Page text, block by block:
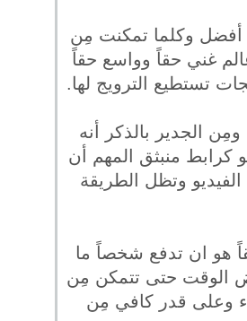
أفضل وكلما تمكنت مِن
غني حقاً وواسع حقاً
تستطيع الترويج لها.
الجدير بالذكر أنه
كرابط منبثق المهم أن
وتظل الطريقة
هو ان تدفع شخصاً ما
الوقت حتى تتمكن مِن
وعلى قدر كافي مِن